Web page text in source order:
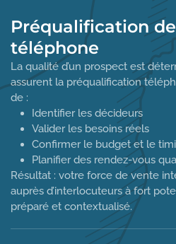
Préqualification
téléphone
La qualité d’un prospect est
assurent la préqualification
de :
Identifier les décideurs
Valider les besoins réels
Confirmer le budget et le
Planifier des rendez-vous
Résultat : votre force de vente
auprès d’interlocuteurs à fort
préparé et contextualisé.